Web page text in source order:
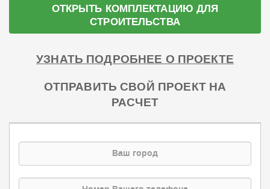
ОТКРЫТЬ КОМПЛЕКТАЦИЮ ДЛЯ
СТРОИТЕЛЬСТВА
УЗНАТЬ ПОДРОБНЕЕ О ПРОЕКТЕ
ОТПРАВИТЬ СВОЙ ПРОЕКТ НА
РАСЧЕТ